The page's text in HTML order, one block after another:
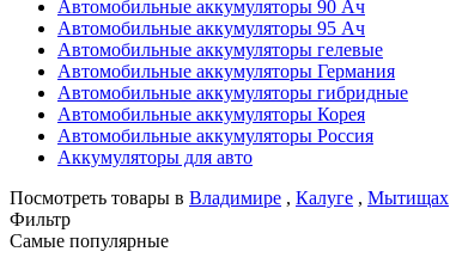
Автомобильные аккумуляторы 90 Ач
Автомобильные аккумуляторы 95 Ач
Автомобильные аккумуляторы гелевые
Автомобильные аккумуляторы Германия
Автомобильные аккумуляторы гибридные
Автомобильные аккумуляторы Корея
Автомобильные аккумуляторы Россия
Аккумуляторы для авто
Посмотреть товары в Владимире , Калуге , Мытищах
Фильтр
Самые популярные